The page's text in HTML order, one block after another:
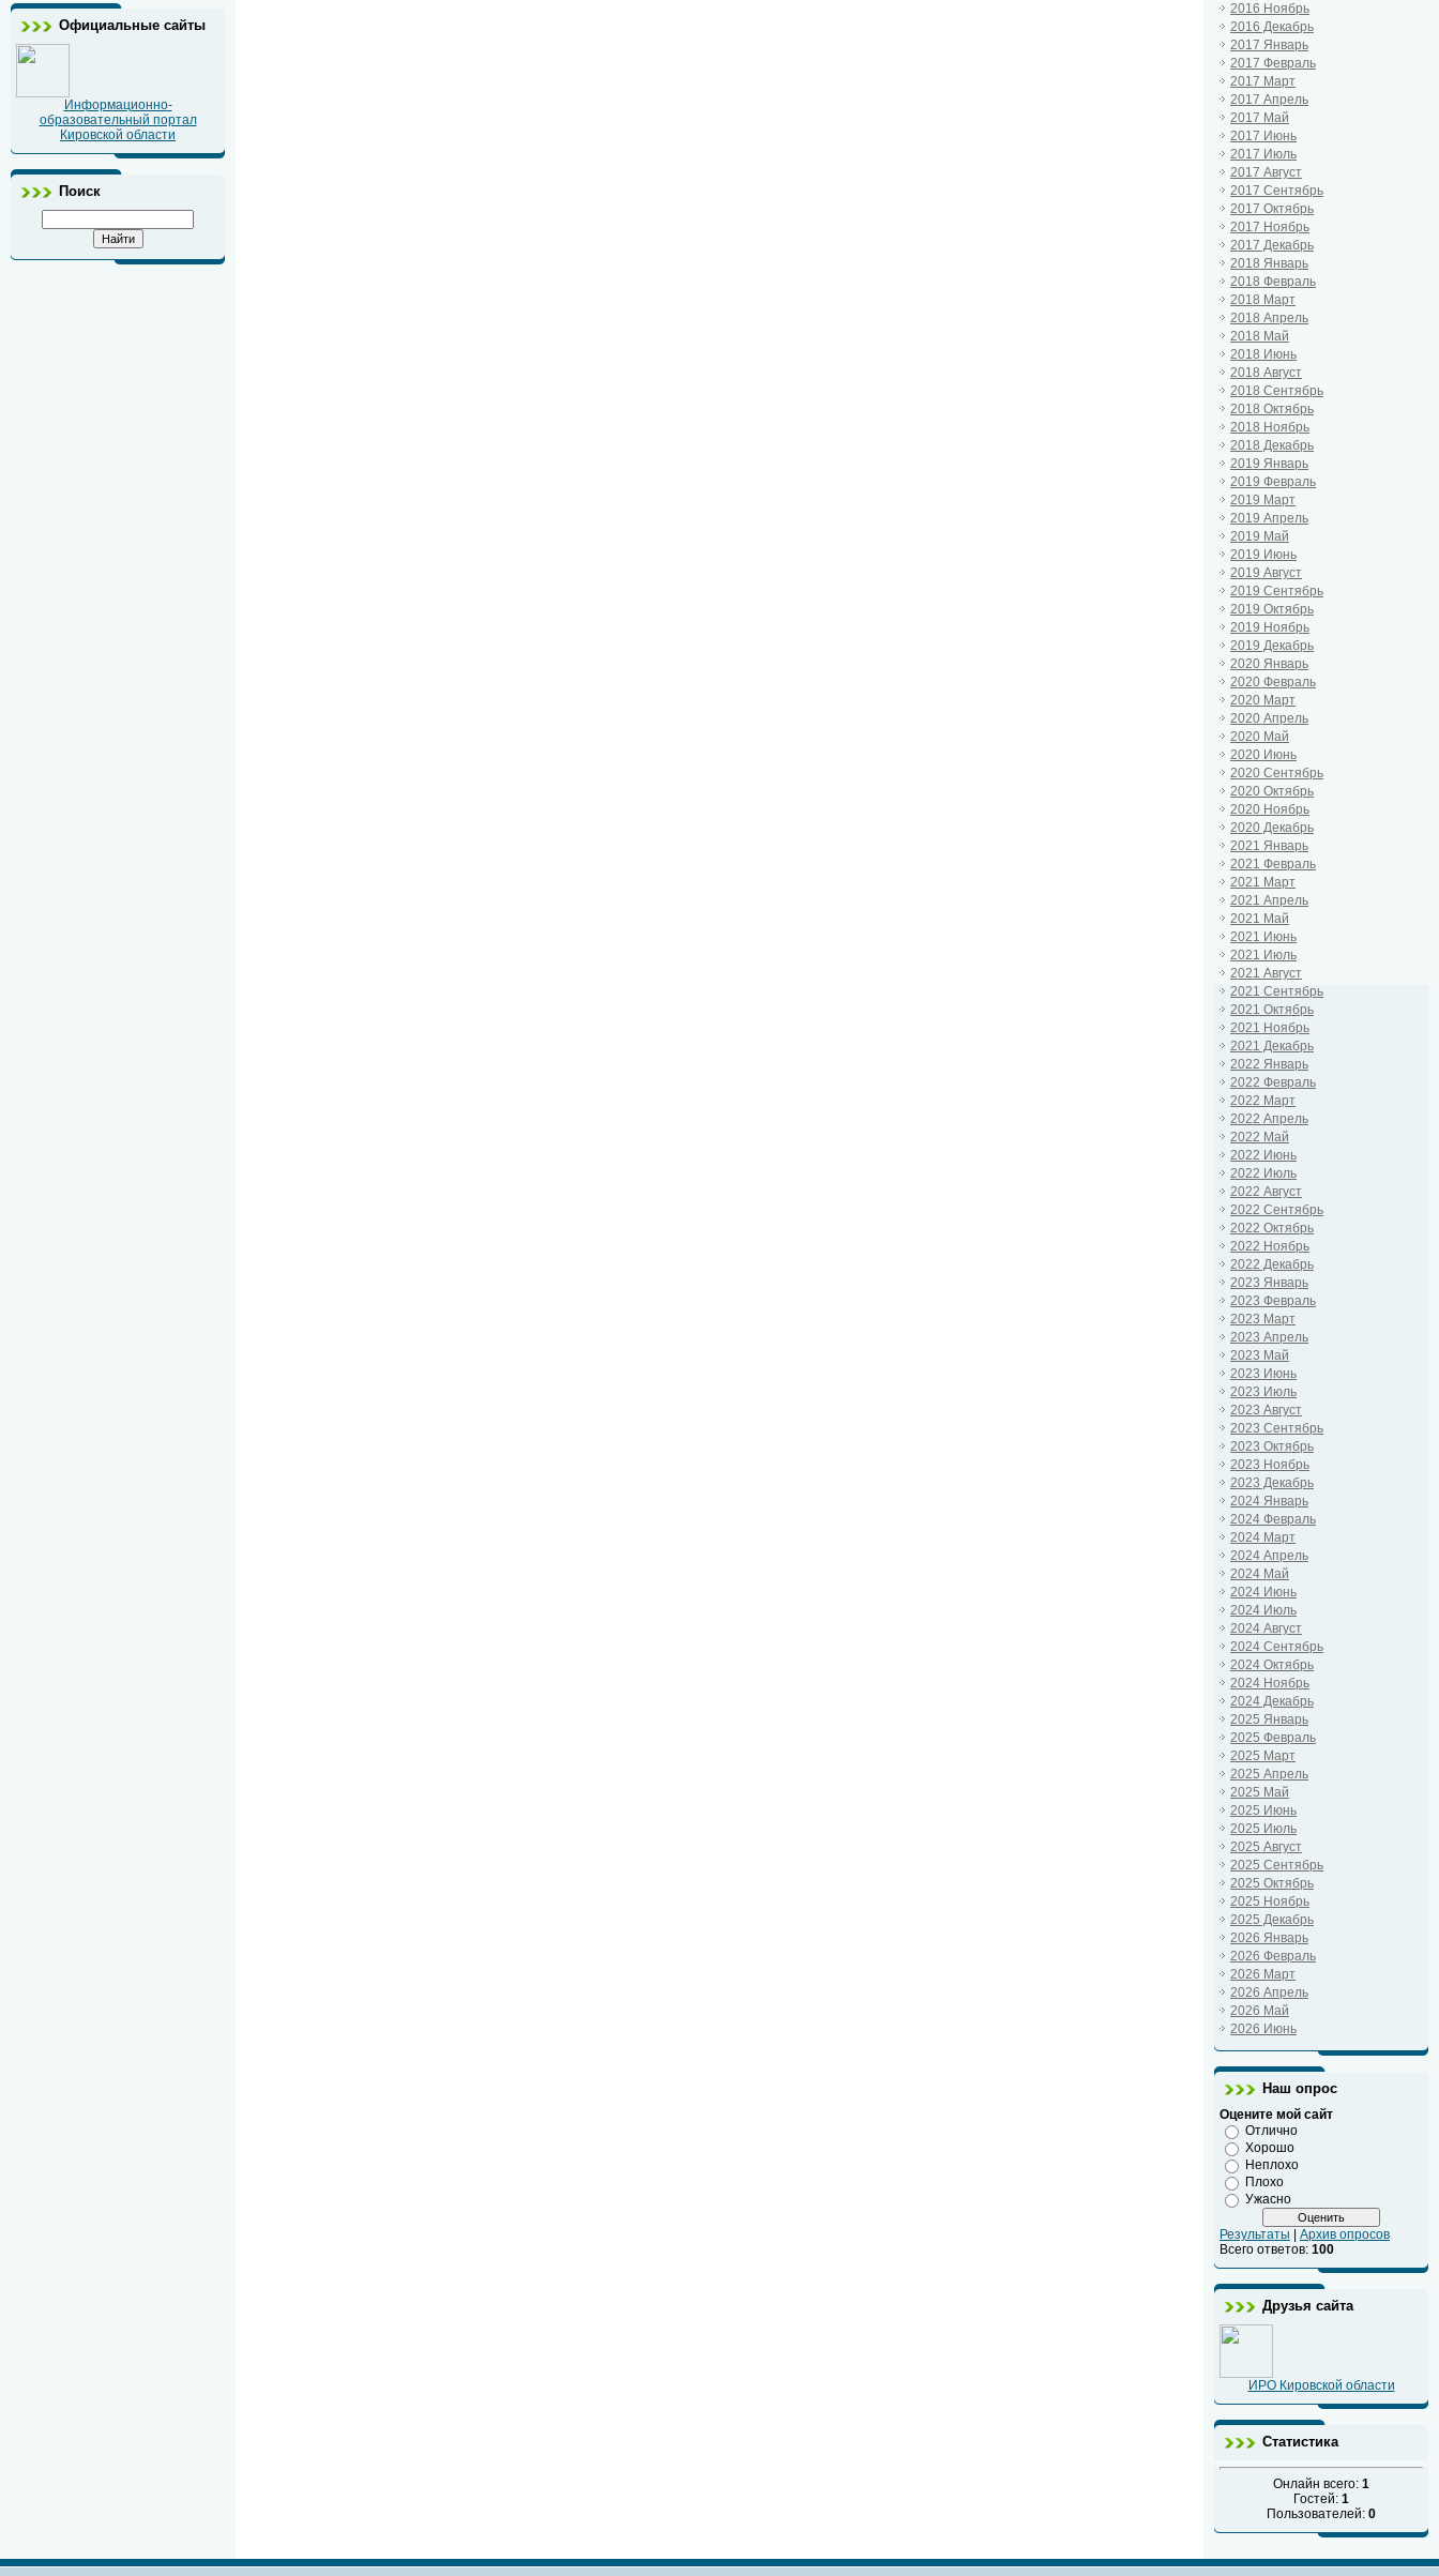
Официальные сайты
Информационно-
образовательный портал
Кировской области
Поиск
2016 Ноябрь
2016 Декабрь
2017 Январь
2017 Февраль
2017 Март
2017 Апрель
2017 Май
2017 Июнь
2017 Июль
2017 Август
2017 Сентябрь
2017 Октябрь
2017 Ноябрь
2017 Декабрь
2018 Январь
2018 Февраль
2018 Март
2018 Апрель
2018 Май
2018 Июнь
2018 Август
2018 Сентябрь
2018 Октябрь
2018 Ноябрь
2018 Декабрь
2019 Январь
2019 Февраль
2019 Март
2019 Апрель
2019 Май
2019 Июнь
2019 Август
2019 Сентябрь
2019 Октябрь
2019 Ноябрь
2019 Декабрь
2020 Январь
2020 Февраль
2020 Март
2020 Апрель
2020 Май
2020 Июнь
2020 Сентябрь
2020 Октябрь
2020 Ноябрь
2020 Декабрь
2021 Январь
2021 Февраль
2021 Март
2021 Апрель
2021 Май
2021 Июнь
2021 Июль
2021 Август
2021 Сентябрь
2021 Октябрь
2021 Ноябрь
2021 Декабрь
2022 Январь
2022 Февраль
2022 Март
2022 Апрель
2022 Май
2022 Июнь
2022 Июль
2022 Август
2022 Сентябрь
2022 Октябрь
2022 Ноябрь
2022 Декабрь
2023 Январь
2023 Февраль
2023 Март
2023 Апрель
2023 Май
2023 Июнь
2023 Июль
2023 Август
2023 Сентябрь
2023 Октябрь
2023 Ноябрь
2023 Декабрь
2024 Январь
2024 Февраль
2024 Март
2024 Апрель
2024 Май
2024 Июнь
2024 Июль
2024 Август
2024 Сентябрь
2024 Октябрь
2024 Ноябрь
2024 Декабрь
2025 Январь
2025 Февраль
2025 Март
2025 Апрель
2025 Май
2025 Июнь
2025 Июль
2025 Август
2025 Сентябрь
2025 Октябрь
2025 Ноябрь
2025 Декабрь
2026 Январь
2026 Февраль
2026 Март
2026 Апрель
2026 Май
2026 Июнь
Наш опрос
Оцените мой сайт
Отлично
Хорошо
Неплохо
Плохо
Ужасно
Результаты
Архив опросов
Всего ответов: 100
Друзья сайта
ИРО Кировской области
Статистика
Онлайн всего: 1
Гостей: 1
Пользователей: 0